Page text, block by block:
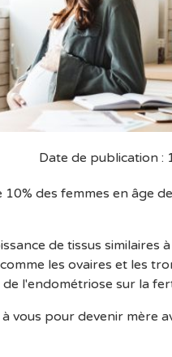
Date de publication
10% des femmes en âge
de tissus similaires
les ovaires et les
l'endométriose sur la
vous pour devenir mère